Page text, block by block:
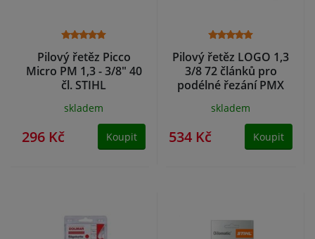
Pilový řetěz Picco
Micro PM 1,3 - 3/8" 40
čl. STIHL
skladem
296 Kč Koupit
Pilový řetěz LOGO 1,3
3/8 72 článků pro
podélné řezání PMX
skladem
534 Kč Koupit